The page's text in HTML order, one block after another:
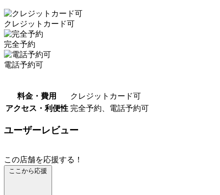
クレジットカード可
完全予約
電話予約可
料金・費用
クレジットカード可
アクセス・利便性 完全予約、電話予約可
ユーザーレビュー
この店舗を応援する！
ここから応援